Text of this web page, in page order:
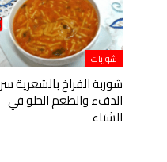
شوربات
شوربة الفراخ بالشعرية سر
الدفء والطعم الحلو في
الشتاء